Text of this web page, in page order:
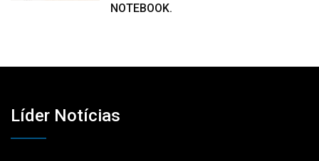
NOTEBOOK.
Líder Notícias